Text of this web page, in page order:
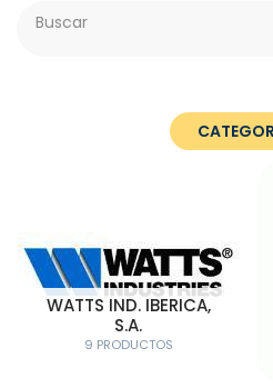
WATTS IND. IBERICA,
S.A.
9 PRODUCTOS